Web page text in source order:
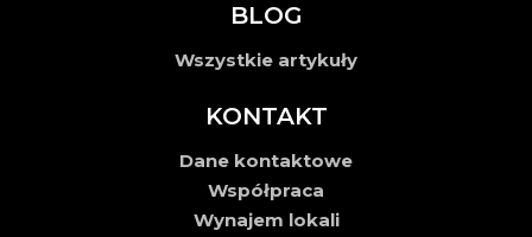
BLOG
Wszystkie artykuły
KONTAKT
Dane kontaktowe
Współpraca
Wynajem lokali